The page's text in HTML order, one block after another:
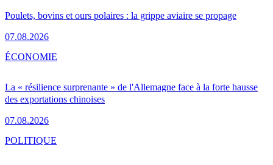
Poulets, bovins et ours polaires : la grippe aviaire se propage
07.08.2026
La « résilience surprenante » de l'Allemagne face à la forte hausse
des exportations chinoises
07.08.2026
ÉCONOMIE
POLITIQUE